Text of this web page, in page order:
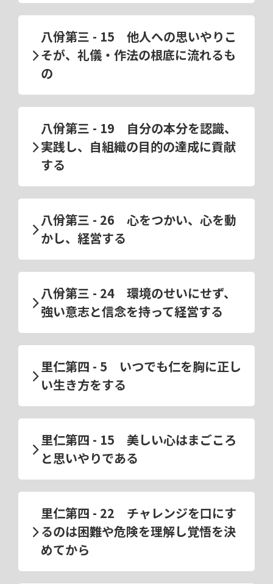
八佾第三 - 15 他人への思いやりこ
そが、礼儀・作法の根底に流れるも
の
八佾第三 - 19 自分の本分を認識、
実践し、自組織の目的の達成に貢献
する
八佾第三 - 26 心をつかい、心を動
かし、経営する
八佾第三 - 24 環境のせいにせず、
強い意志と信念を持って経営する
里仁第四 - 5 いつでも仁を胸に正し
い生き方をする
里仁第四 - 15 美しい心はまごころ
と思いやりである
里仁第四 - 22 チャレンジを口にす
るのは困難や危険を理解し覚悟を決
めてから